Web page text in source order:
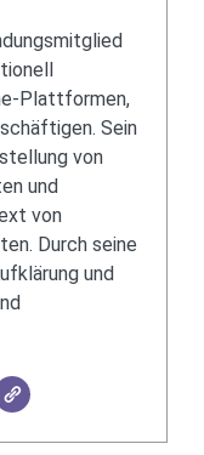
Plattformen,
Sein
von
und
von
Durch seine
und